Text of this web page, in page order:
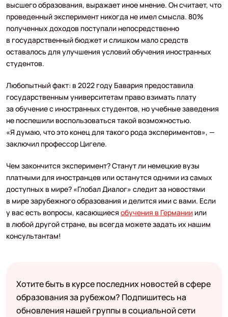
высшего образования, выражает иное мнение. Он считает, что
проведенный эксперимент никогда не имел смысла. 80%
полученных доходов поступали непосредственно
в государственный бюджет и слишком мало средств
оставалось для улучшения условий обучения иностранных
студентов.
Любопытный факт: в 2022 году Бавария предоставила
государственным университетам право взимать плату
за обучение с иностранных студентов, но учебные заведения
не поспешили воспользоваться такой возможностью.
«Я думаю, что это конец для такого рода экспериментов», —
заключил профессор Цигеле.
Чем закончится эксперимент? Станут ли немецкие вузы
платными для иностранцев или останутся одними из самых
доступных в мире? «Глобал Диалог» следит за новостями
в мире зарубежного образования и делится ими с вами. Если
у вас есть вопросы, касающиеся обучения в Германииили
в любой другой стране, вы всегда можете задать их нашим
консультантам!
Хотите быть в курсе последних новостей в сфере
образования за рубежом? Подпишитесь на
обновления нашей группы в социальной сети